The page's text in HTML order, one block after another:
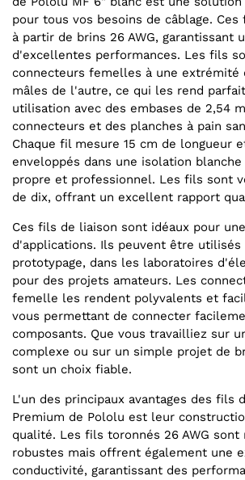
pour tous vos besoins de câblage.
à partir de brins 26 AWG, garantissant
d'excellentes performances. Les fils
connecteurs femelles à une extrémité
mâles de l'autre, ce qui les rend
utilisation avec des embases de 2,54
connecteurs et des planches à pain
Chaque fil mesure 15 cm de longueur
enveloppés dans une isolation
propre et professionnel. Les fils sont
de dix, offrant un excellent rapport
Ces fils de liaison sont idéaux pour
d'applications. Ils peuvent être utilisés
prototypage, dans les laboratoires
pour des projets amateurs. Les
femelle les rendent polyvalents et
vous permettant de connecter
composants. Que vous travailliez sur
complexe ou sur un simple projet de
sont un choix fiable.
L'un des principaux avantages des fils
Premium de Pololu est leur
qualité. Les fils toronnés 26 AWG
robustes mais offrent également une
conductivité, garantissant des